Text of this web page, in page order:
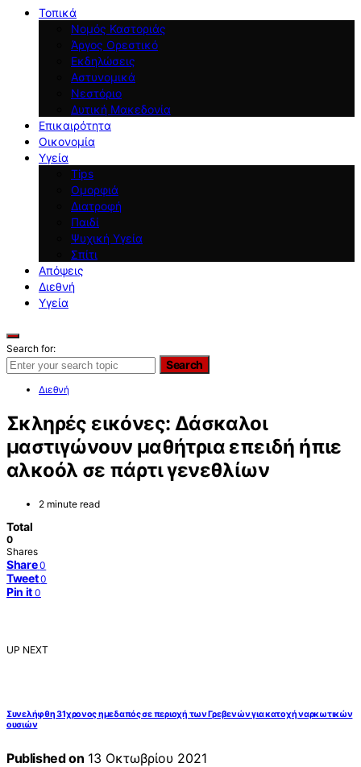
Τοπικά
Νομός Καστοριάς
Άργος Ορεστικό
Εκδηλώσεις
Αστυνομικά
Νεστόριο
Δυτική Μακεδονία
Επικαιρότητα
Οικονομία
Υγεία
Tips
Ομορφιά
Διατροφή
Παιδί
Ψυχική Υγεία
Σπίτι
Απόψεις
Διεθνή
Υγεία
Search for:
Search
Διεθνή
Σκληρές εικόνες: Δάσκαλοι
μαστιγώνουν μαθήτρια επειδή ήπιε
αλκοόλ σε πάρτι γενεθλίων
2 minute read
Total
0
Shares
Share 0
Tweet 0
Pin it 0
UP NEXT
Συνελήφθη 31χρονος ημεδαπός σε περιοχή των Γρεβενών για κατοχή ναρκωτικών
ουσιών
Published on 13 Οκτωβρίου 2021